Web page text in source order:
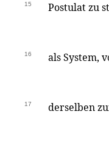
15 Postulat zu
16 als System,
17 derselben